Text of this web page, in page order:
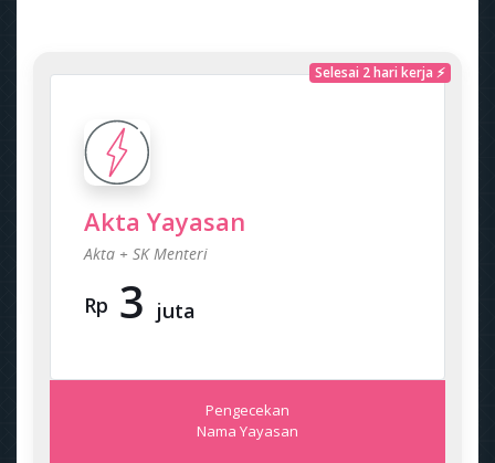
Selesai 2 hari kerja ⚡
Akta Yayasan
Akta + SK Menteri
Rp 3 juta
Pengecekan
Nama Yayasan